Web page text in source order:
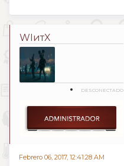
WIитX
DESCONECTADO
Febrero 06, 2017, 12:41:28 AM